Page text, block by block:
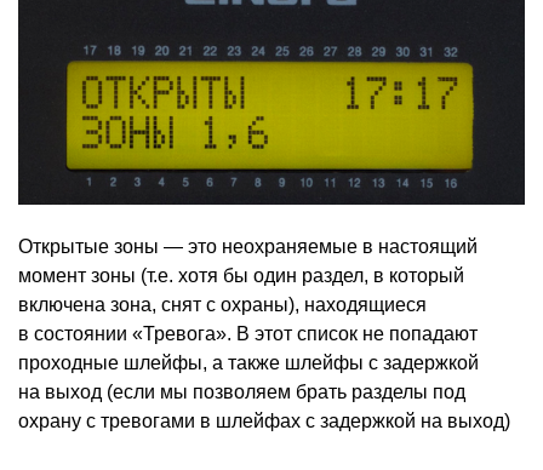
Открытые зоны — это неохраняемые в настоящий
момент зоны (т.е. хотя бы один раздел, в который
включена зона, снят с охраны), находящиеся
в состоянии «Тревога». В этот список не попадают
проходные шлейфы, а также шлейфы с задержкой
на выход (если мы позволяем брать разделы под
охрану с тревогами в шлейфах с задержкой на выход)